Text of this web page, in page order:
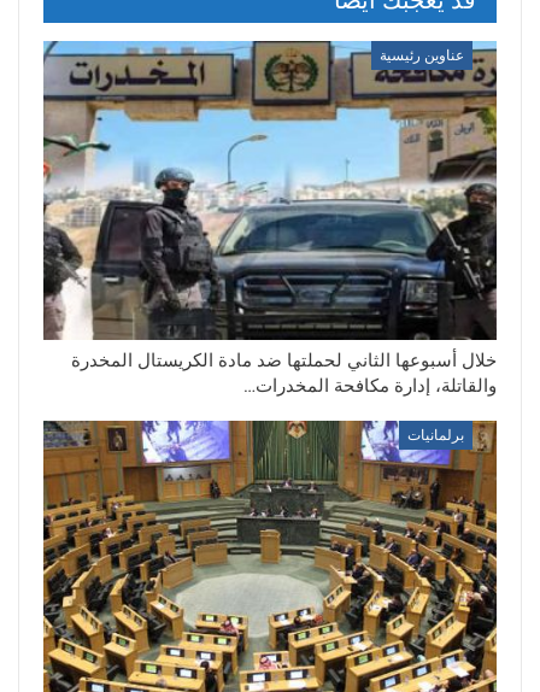
عناوين رئيسية
خلال أسبوعها الثاني لحملتها ضد مادة الكريستال المخدرة
والقاتلة، إدارة مكافحة المخدرات…
برلمانيات